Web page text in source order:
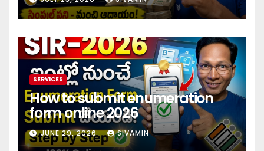
investment 2026
SERVICES
How to submit enumeration
form online 2026
JUNE 29, 2026 SIVAMIN